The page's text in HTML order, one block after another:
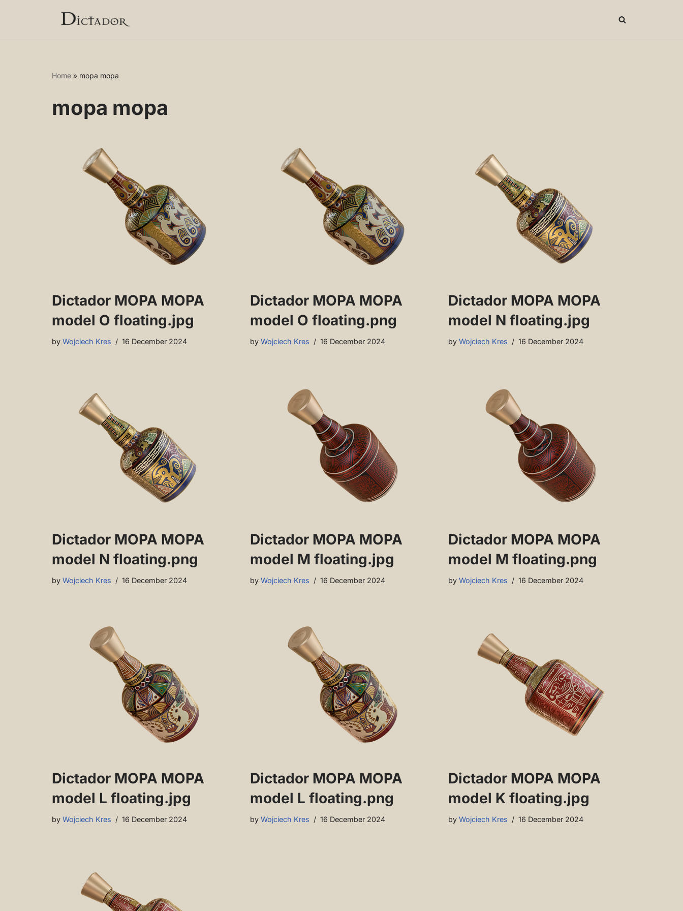
Home » mopa mopa
mopa mopa
Dictador MOPA MOPA
model O floating.jpg
by Wojciech Kres 16 December 2024
Dictador MOPA MOPA
model O floating.png
by Wojciech Kres 16 December 2024
Dictador MOPA MOPA
model N floating.jpg
by Wojciech Kres 16 December 2024
Dictador MOPA MOPA
model N floating.png
by Wojciech Kres 16 December 2024
Dictador MOPA MOPA
model M floating.jpg
by Wojciech Kres 16 December 2024
Dictador MOPA MOPA
model M floating.png
by Wojciech Kres 16 December 2024
Dictador MOPA MOPA
model L floating.jpg
by Wojciech Kres 16 December 2024
Dictador MOPA MOPA
model L floating.png
by Wojciech Kres 16 December 2024
Dictador MOPA MOPA
model K floating.jpg
by Wojciech Kres 16 December 2024